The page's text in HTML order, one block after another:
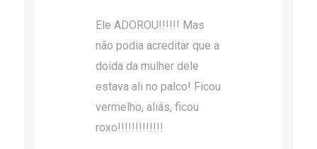
Ele ADOROU!!!!!! Mas
não podia acreditar que a
doida da mulher dele
estava ali no palco! Ficou
vermelho, aliás, ficou
roxo!!!!!!!!!!!!!